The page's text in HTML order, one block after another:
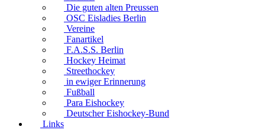
Die guten alten Preussen
OSC Eisladies Berlin
Vereine
Fanartikel
F.A.S.S. Berlin
Hockey Heimat
Streethockey
in ewiger Erinnerung
Fußball
Para Eishockey
Deutscher Eishockey-Bund
Links